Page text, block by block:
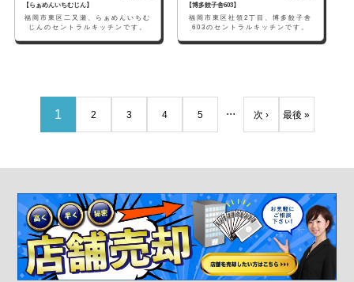
【らぁめんいちむじん】
福岡市東区二又瀬、らぁめんいちむ
じんのセントラルキッチンです。
【博多餃子舎603】
福岡市東区社領2丁目、博多餃子舎
603のセントラルキッチンです。
1 2 3 4 5 ... 次 › 最後 »